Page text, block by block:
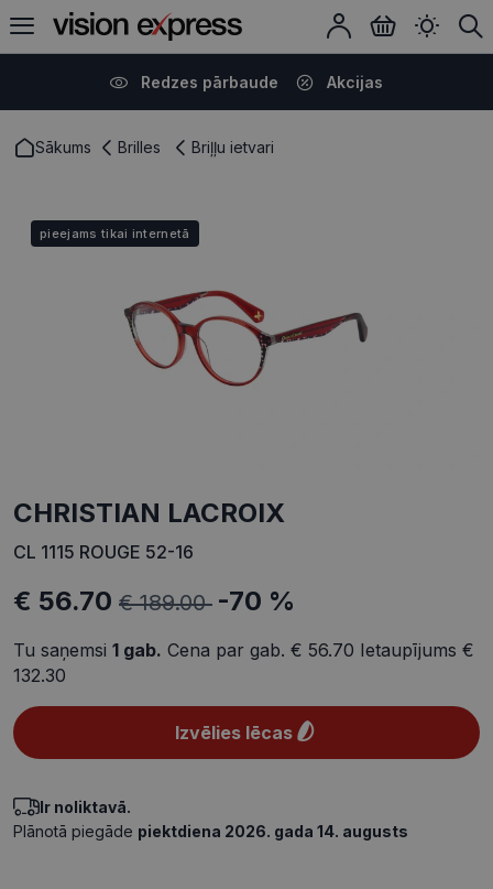
Redzes pārbaude Akcijas
Sākums Brilles Briļļu ietvari
pieejams tikai internetā
CHRISTIAN LACROIX
CL 1115 ROUGE 52-16
€ 56.70 € 189.00 -70 %
Tu saņemsi 1 gab. Cena par gab. € 56.70 Ietaupījums €
132.30
Izvēlies lēcas
Ir noliktavā.
Plānotā piegāde piektdiena 2026. gada 14. augusts